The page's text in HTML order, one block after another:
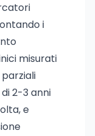
i
misurati
2-3 anni
e